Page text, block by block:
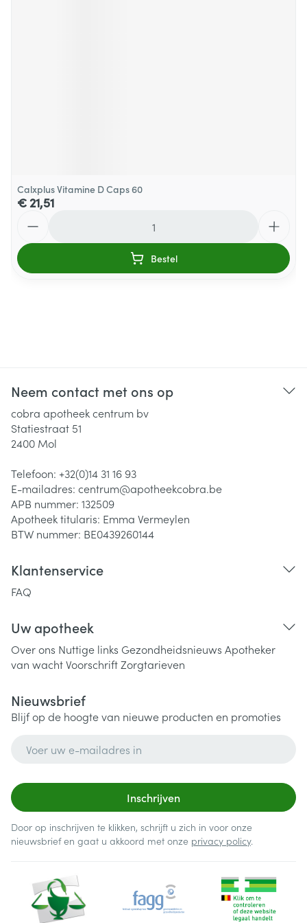
Calxplus Vitamine D Caps 60
€ 21,51
Bestel
Neem contact met ons op
cobra apotheek centrum bv
Statiestraat 51
2400 Mol
Telefoon: +32(0)14 31 16 93
E-mailadres: centrum@apotheekcobra.be
APB nummer: 132509
Apotheek titularis: Emma Vermeylen
BTW nummer: BE0439260144
Klantenservice
FAQ
Uw apotheek
Over ons Nuttige links Gezondheidsnieuws Apotheker
van wachtVoorschriftZorgtarieven
Nieuwsbrief
Blijf op de hoogte van nieuwe producten en promoties
Inschrijven
Door op inschrijven te klikken, schrijft u zich in voor onze
nieuwsbrief en gaat u akkoord met onze privacy policy.